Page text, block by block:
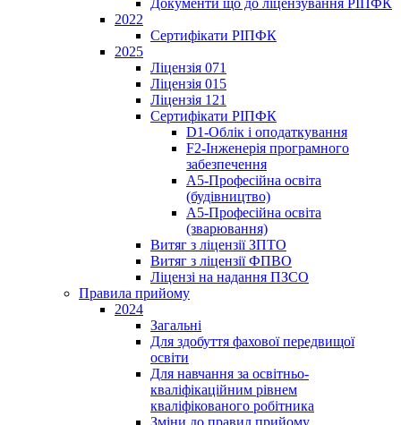
Документи що до ліцензування РІПФК
2022
Сертифікати РІПФК
2025
Ліцензія 071
Ліцензія 015
Ліцензія 121
Сертифікати РІПФК
D1-Oблік і оподаткування
F2-Інженерія програмного
забезпечення
A5-Професійна освіта
(будівництво)
A5-Професійна освіта
(зварювання)
Витяг з ліцензії ЗПТО
Витяг з ліцензії ФПВО
Ліцензі на надання ПЗСО
Правила прийому
2024
Загальні
Для здобуття фахової передвищої
освіти
Для навчання за освітньо-
кваліфікаційним рівнем
кваліфікованого робітника